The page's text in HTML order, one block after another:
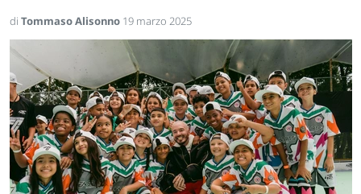
di Tommaso Alisonno 19 marzo 2025